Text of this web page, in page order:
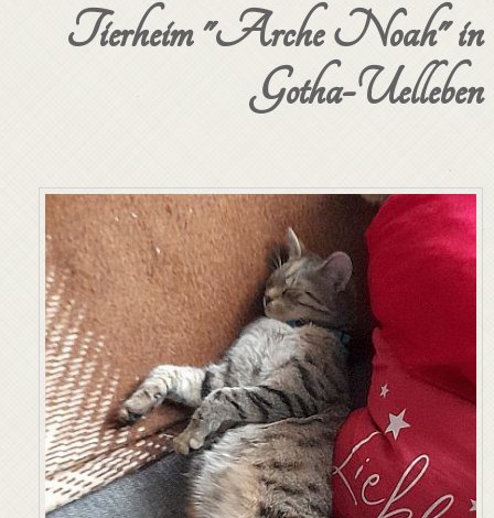
Tierheim "Arche Noah" in
Gotha-Uelleben